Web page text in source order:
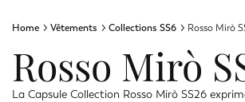
Home Vêtements Collections SS6 Rosso Mirò
Rosso Mirò
La Capsule Collection Rosso Mirò SS26